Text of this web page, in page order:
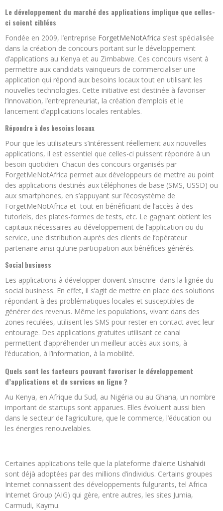
Le développement du marché des applications implique que celles-
ci soient ciblées
Fondée en 2009, l’entreprise ForgetMeNotAfrica s’est spécialisée
dans la création de concours portant sur le développement
d’applications au Kenya et au Zimbabwe. Ces concours visent à
permettre aux candidats vainqueurs de commercialiser une
application qui répond aux besoins locaux tout en utilisant les
nouvelles technologies. Cette initiative est destinée à favoriser
l’innovation, l’entrepreneuriat, la création d’emplois et le
lancement d’applications locales rentables.
Répondre à des besoins locaux
Pour que les utilisateurs s’intéressent réellement aux nouvelles
applications, il est essentiel que celles-ci puissent répondre à un
besoin quotidien. Chacun des concours organisés par
ForgetMeNotAfrica permet aux développeurs de mettre au point
des applications destinés aux téléphones de base (SMS, USSD) ou
aux smartphones, en s’appuyant sur l’écosystème de
ForgetMeNotAfrica et tout en bénéficiant de l’accès à des
tutoriels, des plates-formes de tests, etc. Le gagnant obtient les
capitaux nécessaires au développement de l’application ou du
service, une distribution auprès des clients de l’opérateur
partenaire ainsi qu’une participation aux bénéfices générés.
Social business
Les applications à développer doivent s’inscrire dans la lignée du
social business. En effet, il s’agit de mettre en place des solutions
répondant à des problématiques locales et susceptibles de
générer des revenus. Même les populations, vivant dans des
zones reculées, utilisent les SMS pour rester en contact avec leur
entourage. Des applications gratuites utilisant ce canal
permettent d’appréhender un meilleur accès aux soins, à
l’éducation, à l’information, à la mobilité.
Quels sont les facteurs pouvant favoriser le développement
d’applications et de services en ligne ?
Au Kenya, en Afrique du Sud, au Nigéria ou au Ghana, un nombre
important de startups sont apparues. Elles évoluent aussi bien
dans le secteur de l’agriculture, que le commerce, l’éducation ou
les énergies renouvelables.
Certaines applications telle que la plateforme d’alerte Ushahidi
sont déjà adoptées par des millions d’individus. Certains groupes
Internet connaissent des développements fulgurants, tel Africa
Internet Group (AIG) qui gère, entre autres, les sites Jumia,
Carmudi, Kaymu.